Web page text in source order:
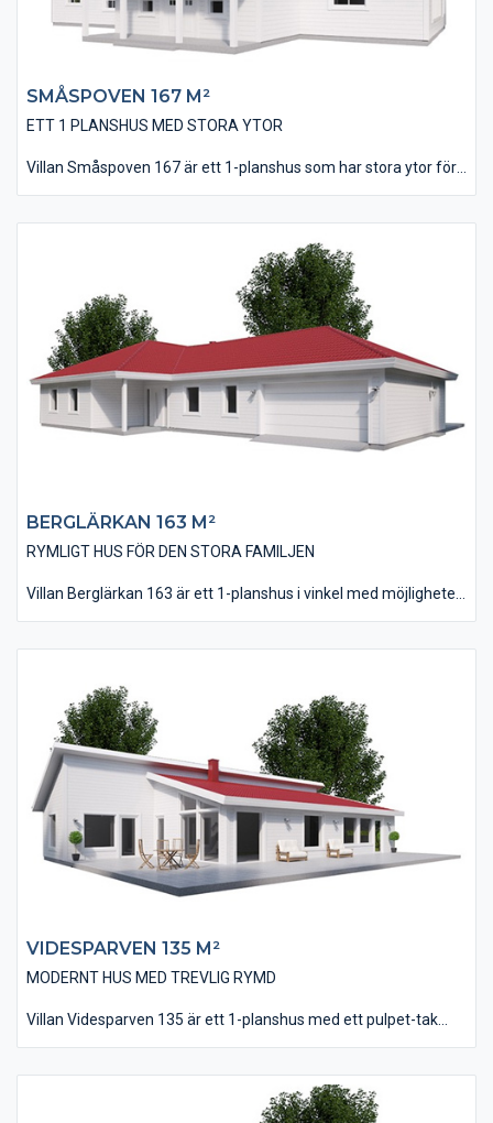
SMÅSPOVEN 167 M²
ETT 1 PLANSHUS MED STORA YTOR
Villan Småspoven 167 är ett 1-planshus som har stora ytor för
boyta och innehåller 3 st sovrum plus ett allrum som också kan
göras om till ett sovrum om behov skulle uppstå.
Vardagsrummet, kök och matplats är på nästan 60 kvm och
finns placerat i husets ena del i en öppen och modern
utformning. Köket är dessutom utfört med ett klassiskt
skafferi.
BERGLÄRKAN 163 M²
RYMLIGT HUS FÖR DEN STORA FAMILJEN
Villan Berglärkan 163 är ett 1-planshus i vinkel med möjligheten
Vardagsrummet går med fördel att utföra med ett ryggåstak
vilket innebär ett fantastiskt ljus och rymd i denna del. Att man
möts av vardagsrummets stora fönsterpartier när man kliver in
i huset ger ett trevligt välkomnande.
VIDESPARVEN 135 M²​
MODERNT HUS MED TREVLIG RYMD
Villan Videsparven 135 är ett 1-planshus med ett pulpet-tak
villan ett modernt formspråk och taket kan med fördel utföras